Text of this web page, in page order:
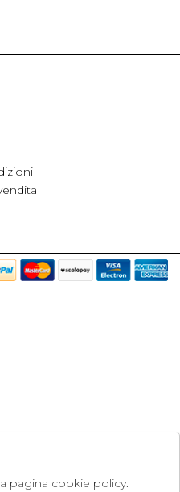
pagina cookie policy.